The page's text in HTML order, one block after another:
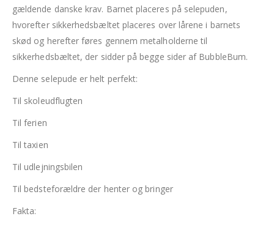
gældende danske krav. Barnet placeres på selepuden,
hvorefter sikkerhedsbæltet placeres over lårene i barnets
skød og herefter føres gennem metalholderne til
sikkerhedsbæltet, der sidder på begge sider af BubbleBum.
Denne selepude er helt perfekt:
Til skoleudflugten
Til ferien
Til taxien
Til udlejningsbilen
Til bedsteforældre der henter og bringer
Fakta: